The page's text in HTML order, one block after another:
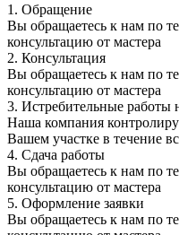
1. Обращение
Вы обращаетесь к нам по
консультацию от мастера
2. Консультация
Вы обращаетесь к нам по
консультацию от мастера
3. Истребительные работы
Наша компания
Вашем участке в течение
4. Сдача работы
Вы обращаетесь к нам по
консультацию от мастера
5. Оформление заявки
Вы обращаетесь к нам по